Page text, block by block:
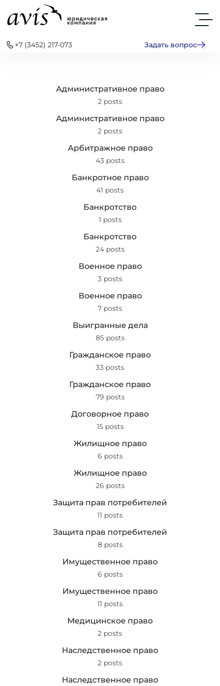
+7 (3452) 217-073 Задать вопрос
Административное право
2 posts
Административное право
2 posts
Арбитражное право
43 posts
Банкротное право
41 posts
Банкротство
1 posts
Банкротство
24 posts
Военное право
3 posts
Военное право
7 posts
Выигранные дела
85 posts
Гражданское право
33 posts
Гражданское право
79 posts
Договорное право
15 posts
Жилищное право
6 posts
Жилищное право
26 posts
Защита прав потребителей
11 posts
Защита прав потребителей
8 posts
Имущественное право
6 posts
Имущественное право
11 posts
Медицинское право
2 posts
Наследственное право
2 posts
Наследственное право